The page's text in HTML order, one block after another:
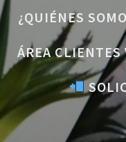
¿QUIÉNES
ÁREA CLIENTES